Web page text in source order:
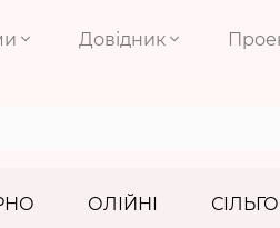
Довідник
ОЛІЙНІ